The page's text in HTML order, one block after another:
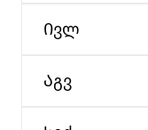
Ივლ
Აგვ